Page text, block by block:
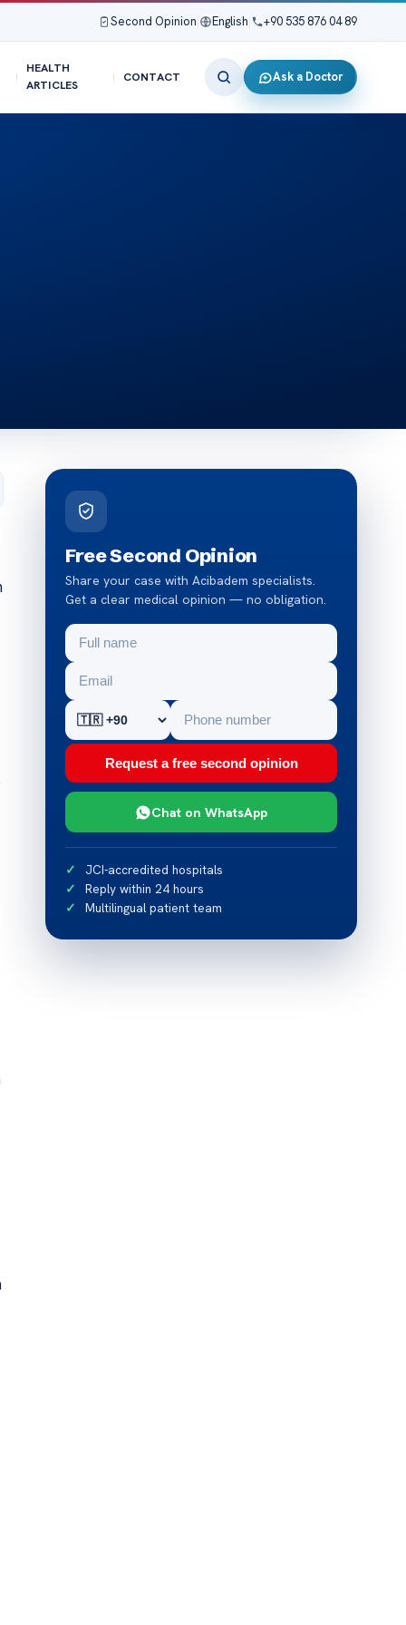
Second Opinion English +90 535 876 04 89
HEALTH
ARTICLES
CONTACT Ask a Doctor
Free Second Opinion
Share your case with Acibadem specialists.
Get a clear medical opinion — no obligation.
Request a free second opinion
Chat on WhatsApp
JCI-accredited hospitals
Reply within 24 hours
Multilingual patient team